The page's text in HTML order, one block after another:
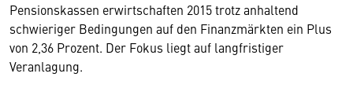
Pensionskassen erwirtschaften 2015 trotz anhaltend
schwieriger Bedingungen auf den Finanzmärkten ein Plus
von 2,36 Prozent. Der Fokus liegt auf langfristiger
Veranlagung.